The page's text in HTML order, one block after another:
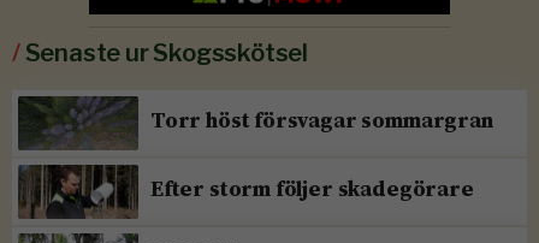
/Senaste ur Skogsskötsel
Torr höst försvagar sommargran
Efter storm följer skadegörare